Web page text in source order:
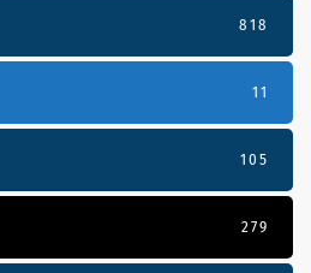
818
11
105
279